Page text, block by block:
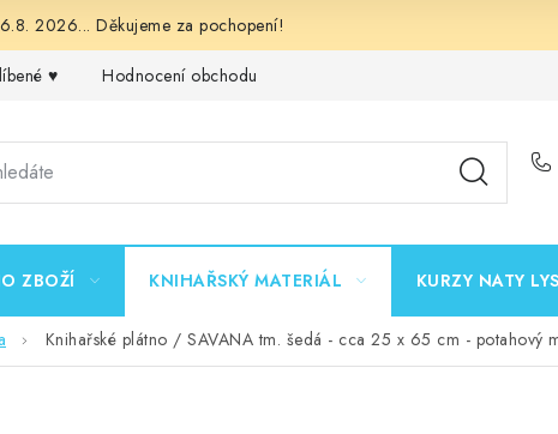
2026... Děkujeme za pochopení!
♥️ Hodnocení obchodu
ZBOŽÍ KNIHAŘSKÝ MATERIÁL KURZY NATY
Knihařské plátno / SAVANA tm. šedá - cca 25 x 65 cm - potahový